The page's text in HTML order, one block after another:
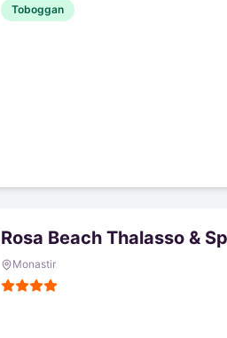
Toboggan
Rosa Beach Thalasso &
Monastir